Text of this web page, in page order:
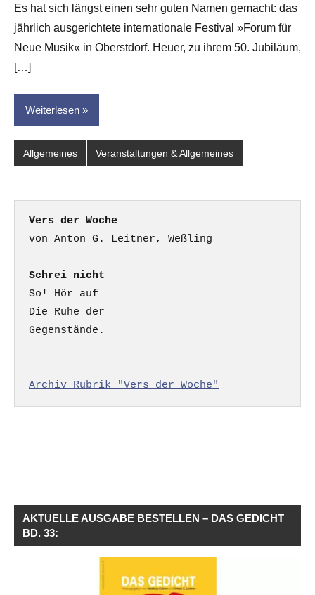
Hornauer
für
dasgedichtblog
Es hat sich längst einen sehr guten Namen gemacht: das
jährlich ausgerichtete internationale Festival »Forum für
Neue Musik« in Oberstdorf. Heuer, zu ihrem 50. Jubiläum,
[…]
Weiterlesen
Allgemeines Veranstaltungen & Allgemeines
Vers der Woche
Schrei nicht
So! Hör auf
Die Ruhe der
Gegenstände.
Archiv Rubrik "Vers der Woche"
AKTUELLE AUSGABE BESTELLEN – DAS GEDICHT
BD. 33: